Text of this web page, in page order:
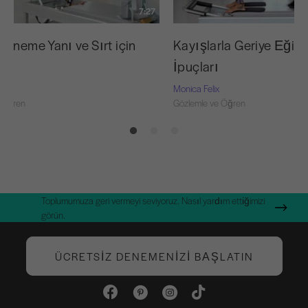
7:27
Yanı ve Sırt için
Kayışlarla Geriye
İpuçları
Monica Felix
Gözlemle ve Öğren
Toplumumuza geri vermeyi seviyoruz. Nasıl yardım ettiğimizi
görün.
ÜCRETSIZ DENEMENIZI BAŞLATIN